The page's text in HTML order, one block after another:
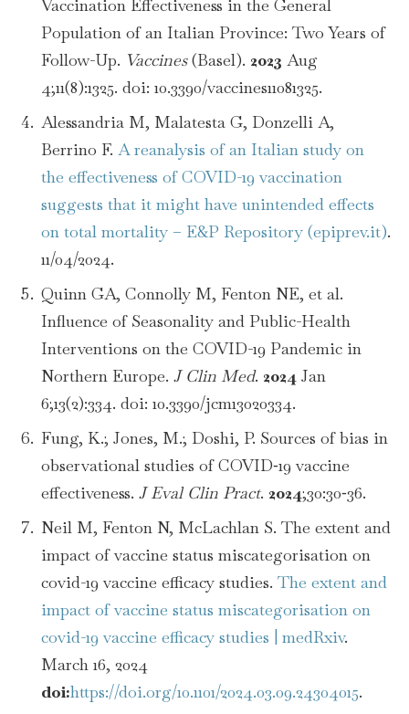
Vaccination Effectiveness in the General
Population of an Italian Province: Two Years of
Follow-Up. Vaccines(Basel). 2023 Aug
4;11(8):1325. doi: 10.3390/vaccines11081325.
Alessandria M, Malatesta G, Donzelli A,
Berrino F. A reanalysis of an Italian study on
the effectiveness of COVID-19 vaccination
suggests that it might have unintended effects
on total mortality – E&P Repository (epiprev.it).
11/04/2024.
Quinn GA, Connolly M, Fenton NE, et al.
Influence of Seasonality and Public-Health
Interventions on the COVID-19 Pandemic in
Northern Europe. J Clin Med. 2024 Jan
6;13(2):334. doi: 10.3390/jcm13020334.
Fung, K.; Jones, M.; Doshi, P. Sources of bias in
observational studies of COVID‐19 vaccine
effectiveness. J Eval Clin Pract. 2024;30:30‐36.
Neil M, Fenton N, McLachlan S. The extent and
impact of vaccine status miscategorisation on
covid-19 vaccine efficacy studies. The extent and
impact of vaccine status miscategorisation on
covid-19 vaccine efficacy studies | medRxiv.
March 16, 2024
doi:https://doi.org/10.1101/2024.03.09.24304015.